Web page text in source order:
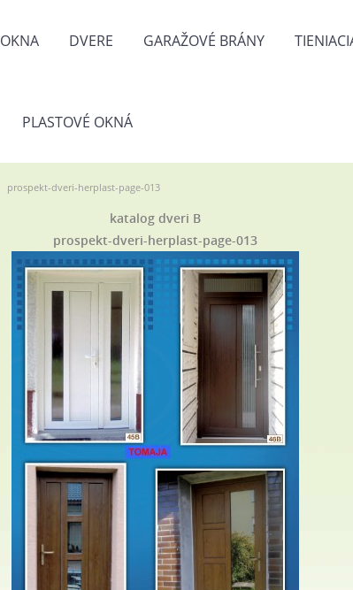
OKNA DVERE GARAŽOVÉ BRÁNY
PLASTOVÉ OKNÁ
prospekt-dveri-herplast-page-013
katalog dveri B
prospekt-dveri-herplast-page-013